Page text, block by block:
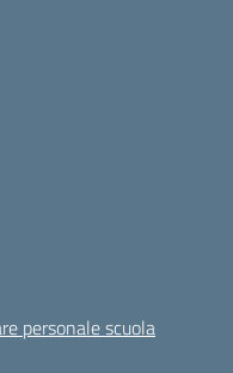
personale scuola